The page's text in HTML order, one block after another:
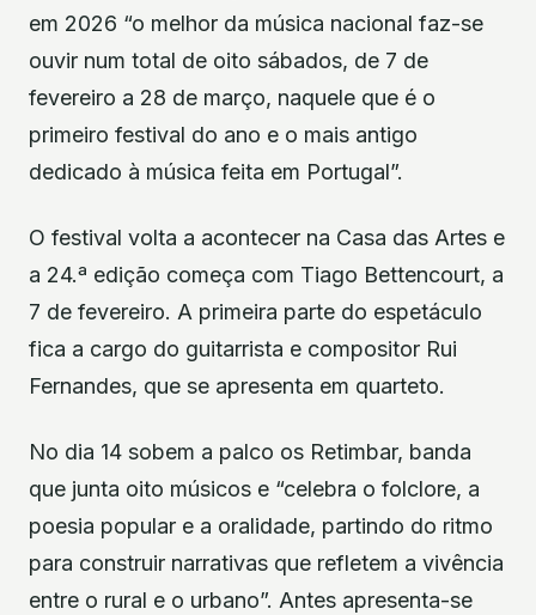
em 2026 “o melhor da música nacional faz-se
ouvir num total de oito sábados, de 7 de
fevereiro a 28 de março, naquele que é o
primeiro festival do ano e o mais antigo
dedicado à música feita em Portugal”.
O festival volta a acontecer na Casa das Artes e
a 24.ª edição começa com Tiago Bettencourt, a
7 de fevereiro. A primeira parte do espetáculo
fica a cargo do guitarrista e compositor Rui
Fernandes, que se apresenta em quarteto.
No dia 14 sobem a palco os Retimbar, banda
que junta oito músicos e “celebra o folclore, a
poesia popular e a oralidade, partindo do ritmo
para construir narrativas que refletem a vivência
entre o rural e o urbano”. Antes apresenta-se